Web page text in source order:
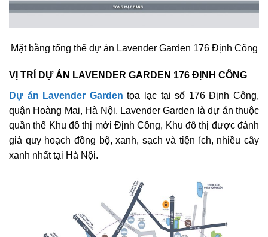
Mặt bằng tổng thể dự án Lavender Garden 176 Định Công
VỊ TRÍ DỰ ÁN LAVENDER GARDEN 176 ĐỊNH CÔNG
Dự án Lavender Garden tọa lạc tại số 176 Định Công,
quận Hoàng Mai, Hà Nội. Lavender Garden là dự án thuộc
quần thể Khu đô thị mới Định Công, Khu đô thị được đánh
giá quy hoạch đồng bộ, xanh, sạch và tiện ích, nhiều cây
xanh nhất tại Hà Nội.